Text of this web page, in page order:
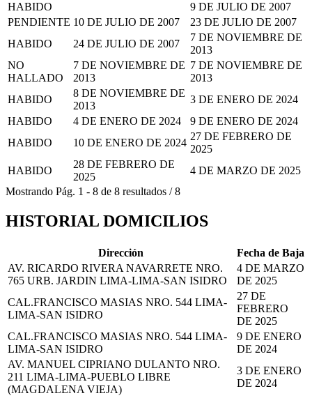
HABIDO
9 DE JULIO DE 2007
PENDIENTE 10 DE JULIO DE 2007
23 DE JULIO DE 2007
HABIDO
24 DE JULIO DE 2007
7 DE NOVIEMBRE DE
2013
NO
HALLADO
7 DE NOVIEMBRE DE
2013
7 DE NOVIEMBRE DE
2013
HABIDO
8 DE NOVIEMBRE DE
2013
3 DE ENERO DE 2024
HABIDO
4 DE ENERO DE 2024
9 DE ENERO DE 2024
HABIDO
10 DE ENERO DE 2024
27 DE FEBRERO DE
2025
HABIDO
28 DE FEBRERO DE
2025
4 DE MARZO DE 2025
Mostrando Pág. 1 - 8 de 8 resultados /8
HISTORIAL DOMICILIOS
Dirección
Fecha de Baja
AV. RICARDO RIVERA NAVARRETE NRO.
765 URB. JARDIN LIMA-LIMA-SAN ISIDRO
4 DE MARZO
DE 2025
CAL.FRANCISCO MASIAS NRO. 544 LIMA-
LIMA-SAN ISIDRO
27 DE
FEBRERO
DE 2025
CAL.FRANCISCO MASIAS NRO. 544 LIMA-
LIMA-SAN ISIDRO
9 DE ENERO
DE 2024
AV. MANUEL CIPRIANO DULANTO NRO.
211 LIMA-LIMA-PUEBLO LIBRE
(MAGDALENA VIEJA)
3 DE ENERO
DE 2024